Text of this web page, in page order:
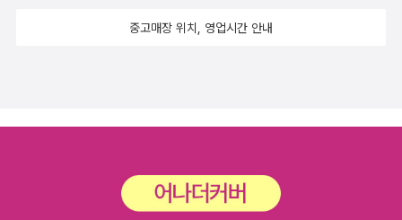
식 세계와 사적 세계 바바라 하디 / 전승혜 2) 조지 엘리엇과 살인의
아이리스 머독 《The Bell》 (신아사, 2003)* 아이리스 머독 《잘려진
로 펴놓고 한 번 비교해봐야겠다.
중고매장 위치, 영업시간 안내